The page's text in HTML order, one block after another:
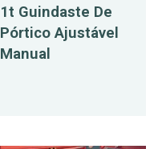
1t Guindaste De
Pórtico Ajustável
Manual